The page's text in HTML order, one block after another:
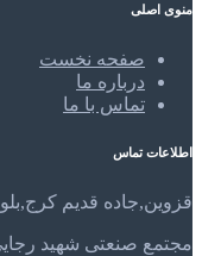
منوی اصلی
صفحه نخست
درباره ما
تماس با ما
اطلاعات تماس
قزوین,جاده قدیم
مجتمع صنعتی شهید